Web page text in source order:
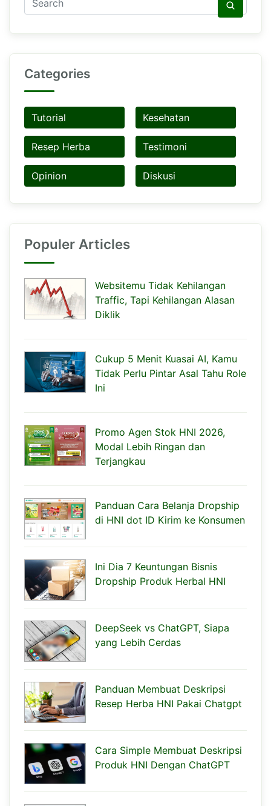
Categories
Tutorial Kesehatan
Resep Herba Testimoni
Opinion Diskusi
Populer Articles
Websitemu Tidak Kehilangan
Traffic, Tapi Kehilangan Alasan
Diklik
Cukup 5 Menit Kuasai AI, Kamu
Tidak Perlu Pintar Asal Tahu Role
Ini
Promo Agen Stok HNI 2026,
Modal Lebih Ringan dan
Terjangkau
Panduan Cara Belanja Dropship
di HNI dot ID Kirim ke Konsumen
Ini Dia 7 Keuntungan Bisnis
Dropship Produk Herbal HNI
DeepSeek vs ChatGPT, Siapa
yang Lebih Cerdas
Panduan Membuat Deskripsi
Resep Herba HNI Pakai Chatgpt
Cara Simple Membuat Deskripsi
Produk HNI Dengan ChatGPT